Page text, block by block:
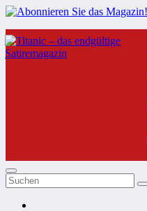
Zum
Inhalt
springen